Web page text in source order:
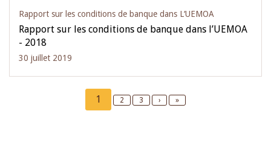
Rapport sur les conditions de banque dans L‘UEMOA
Rapport sur les conditions de banque dans l’UEMOA
- 2018
30 juillet 2019
Current
page
1 Page
2 Page
3
Next
›
Last
»